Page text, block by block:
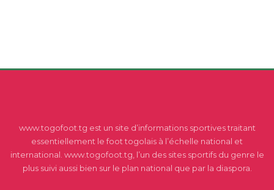
www.togofoot.tg est un site d’informations sportives traitant
essentiellement le foot togolais à l’échelle national et
international. www.togofoot.tg, l’un des sites sportifs du genre le
plus suivi aussi bien sur le plan national que par la diaspora.